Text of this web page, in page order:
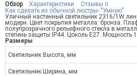
Обзор Характеристики Отзывы 0
Как сделать из обычной люстры- "Умную"
Уличный настенный светильник 2316/1W
модерн. Цвет покрытия металла: бронза.
полупрозрачного рельефного стекла в
степень защиты IP44. Цоколь E27. Мощность
Размеры
Светильник Высота, мм
Светильник Ширина, мм